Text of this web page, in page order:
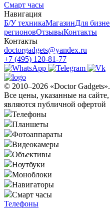
Смарт часы
Навигация
Б/У техникaМагазинДля
регионовОтзывыКонтакты
Контакты
doctorgadgets@yandex.ru
+7 (495) 120-81-77
© 2010–2026 «Doctor
Все цены, указанные на
являются публичной офертой
Телефоны
Планшеты
Фотоаппараты
Видеокамеры
Объективы
Ноутбуки
Моноблоки
Навигаторы
Смарт часы
Телефоны